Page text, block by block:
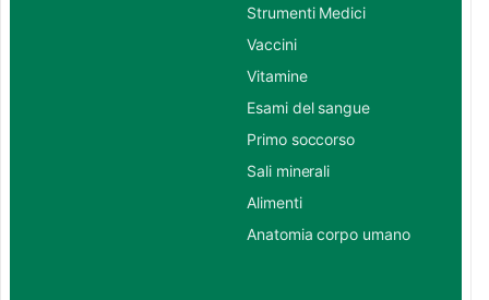
Strumenti Medici
Vaccini
Vitamine
Esami del sangue
Primo soccorso
Sali minerali
Alimenti
Anatomia corpo umano